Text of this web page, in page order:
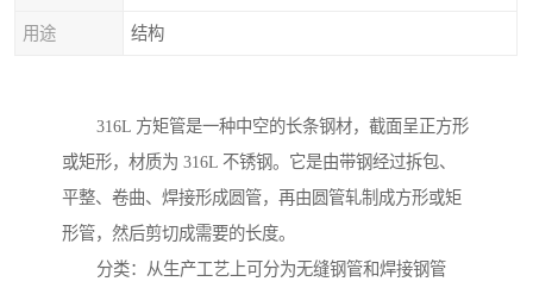
用途 结构
316L 方矩管是一种中空的长条钢材，截面呈正方形
或矩形，材质为 316L 不锈钢。它是由带钢经过拆包、
平整、卷曲、焊接形成圆管，再由圆管轧制成方形或矩
形管，然后剪切成需要的长度。
分类：从生产工艺上可分为无缝钢管和焊接钢管